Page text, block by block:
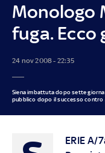
Monologo
fuga. Ecco
24 nov 2008 - 22:35
Siena imbattuta dopo sette
pubblico dopo il successo contro
ERIE A/